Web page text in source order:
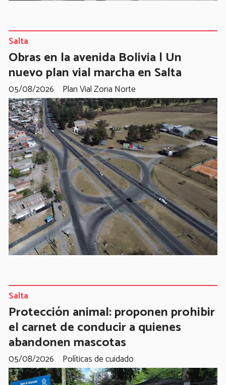
Obras en la avenida Bolivia | Un
nuevo plan vial marcha en Salta
Plan Vial Zona Norte
Salta
05/08/2026
Protección animal: proponen prohibir
el carnet de conducir a quienes
abandonen mascotas
Políticas de cuidado
Salta
05/08/2026